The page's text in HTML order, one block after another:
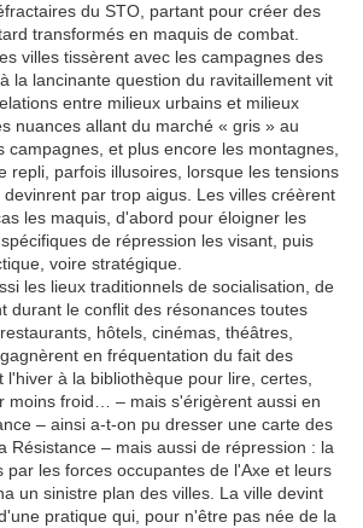
du STO, partant pour créer des
transformés en maquis de combat.
villes tissèrent avec les campagnes des
la lancinante question du ravitaillement vit
entre milieux urbains et milieux
nuances allant du marché « gris » au
campagnes, et plus encore les montagnes,
repli, parfois illusoires, lorsque les tensions
par trop aigus. Les villes créèrent
les maquis, d'abord pour éloigner les
de répression les visant, puis
voire stratégique.
les lieux traditionnels de socialisation, de
durant le conflit des résonances toutes
hôtels, cinémas, théâtres,
en fréquentation du fait des
l'hiver à la bibliothèque pour lire, certes,
moins froid… – mais s'érigèrent aussi en
– ainsi a-t-on pu dresser une carte des
Résistance – mais aussi de répression : la
par les forces occupantes de l'Axe et leurs
un sinistre plan des villes. La ville devint
pratique qui, pour n'être pas née de la